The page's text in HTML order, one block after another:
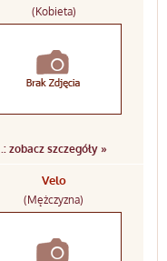
(Kobieta)
.: zobacz szczegóły »
Velo
(Mężczyzna)